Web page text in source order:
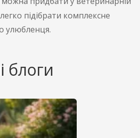
підібрати комплексне
улюбленця.
блоги